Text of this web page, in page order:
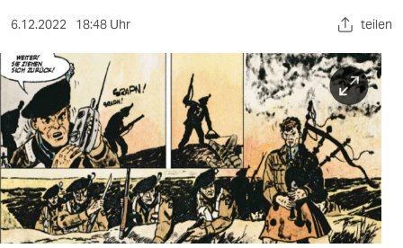
sport
berlin
nord
wahrheit
verlag
verlag
6.12.2022 18:48 Uhr teilen